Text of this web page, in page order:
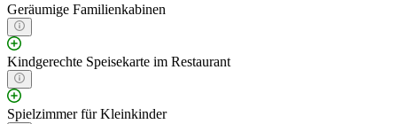
Geräumige Familienkabinen
Kindgerechte Speisekarte im Restaurant
Spielzimmer für Kleinkinder